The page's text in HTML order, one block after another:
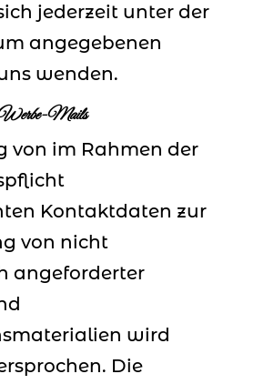
jederzeit unter der
angegebenen
wenden.
Werbe-Mails
von im Rahmen der
Kontaktdaten zur
von nicht
angeforderter
wird
Die